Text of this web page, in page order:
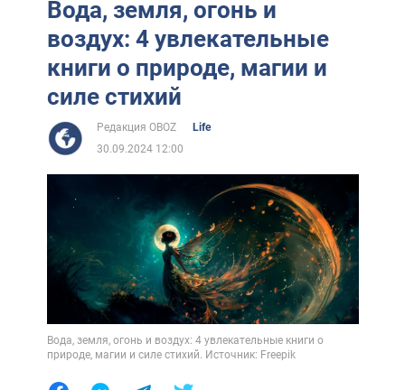
Вода, земля, огонь и
воздух: 4 увлекательные
книги о природе, магии и
силе стихий
Редакция OBOZ
Life
30.09.2024 12:00
Вода, земля, огонь и воздух: 4 увлекательные книги о
природе, магии и силе стихий. Источник: Freepik